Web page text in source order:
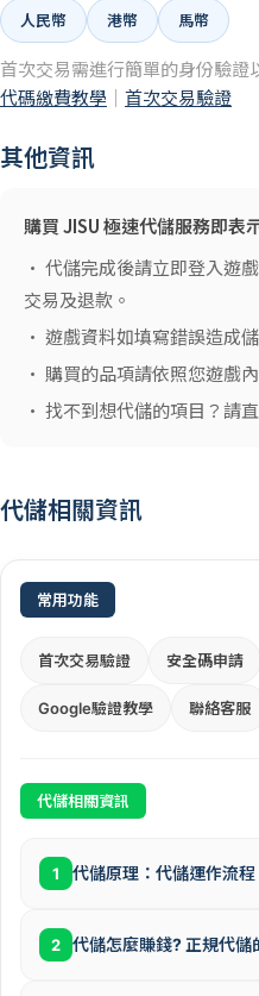
人民幣
港幣 馬幣
首次交易需進行簡單的身份驗
代碼繳費教學 ｜ 首次交易驗證
其他資訊
購買 JISU 極速代儲服務即表
• 代儲完成後請立即登入遊
交易及退款。
• 遊戲資料如填寫錯誤造成
• 購買的品項請依照您遊戲
• 找不到想代儲的項目？請
代儲相關資訊
常用功能
首次交易驗證 安全碼申請
Google驗證教學 聯絡客服
代儲相關資訊
1 代儲原理：代儲運作流程
2 代儲怎麼賺錢? 正規代儲